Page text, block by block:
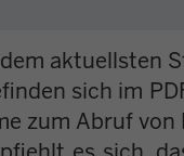
aktuellsten
sich im
zum Abruf von